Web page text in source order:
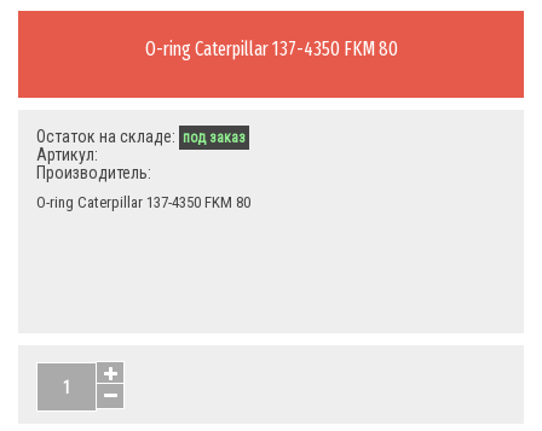
O-ring Caterpillar 137-4350 FKM 80
Остаток на складе: под заказ
Артикул:
Производитель:
O-ring Caterpillar 137-4350 FKM 80